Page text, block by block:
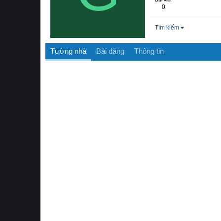
0
Tìm kiếm
Tường nhà Bài đăng Thông tin